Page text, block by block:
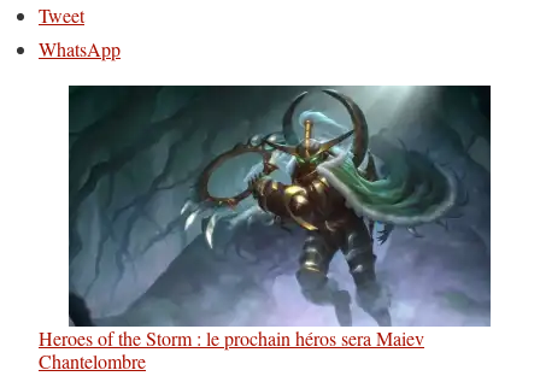
Tweet
WhatsApp
Heroes of the Storm : le prochain héros sera Maiev
Chantelombre